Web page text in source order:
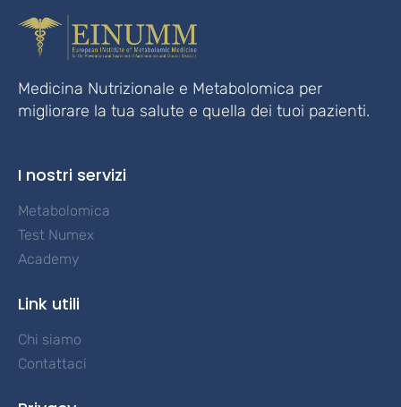
Medicina Nutrizionale e Metabolomica per
migliorare la tua salute e quella dei tuoi pazienti.
I nostri servizi
Metabolomica
Test Numex
Academy
Link utili
Chi siamo
Contattaci